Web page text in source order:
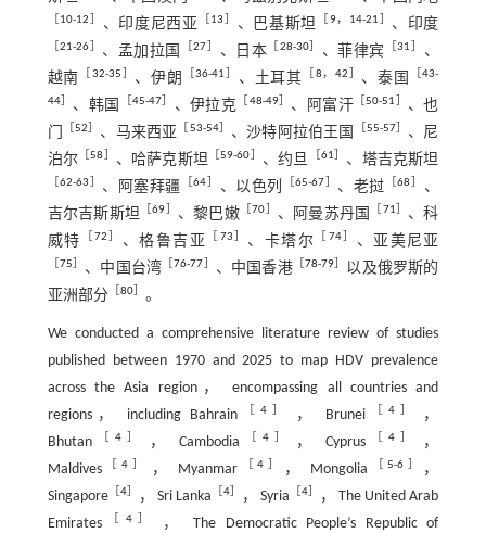
10-12 、印度尼西亚 13 、巴基斯坦 9， 14-21 、印度
［21-26 、孟加拉国 ［27 、日本 28-30］ 、菲律宾 ［31
、
越南
32-35 、伊朗 ［36-41 、土耳其 8， 42 、泰国 ［43-
44］ 、韩国 45-47］ 、伊拉克 48-49］ 、阿富汗［50-51
、也
门
52 、马来西亚 53-54］ 、沙特阿拉伯王国 55-57］ 、尼
泊尔 ［58 、哈萨克斯坦 ［59-60 、约旦 61 、塔吉克斯坦
［62-63 、阿塞拜疆 ［64 、以色列 ［65-67 、老挝 ［68
、
吉尔吉斯斯坦 ［69 、黎巴嫩 ［70 、阿曼苏丹国 71
、科
威特
72 、格鲁吉亚 73 、卡塔尔 74］ 、亚美尼亚
75 、中国台湾 ［76-77 、中国香港［78-79
以及俄罗斯的
亚洲部分［ 80］ 。
We conducted a comprehensive literature review of studies
published between 1970 and 2025 to map HDV prevalence
across the Asia region， encompassing all countries and
regions， including Bahrain ‎‎［4 ， Brunei‎［4
‎，
Bhutan‎［ 4］‎‎ ， Cambodia 4］‎ ， Cyprus ‎［4
‎，
Maldives‎‎［ 4］‎ ， Myanmar ‎［4 ， Mongolia ［5-6
，
Singapore
4］‎‎ ， Sri Lanka 4］ ， Syria ‎［4
， The United Arab
Emirates‎［ 4］‎ ， The Democratic People’s Republic of